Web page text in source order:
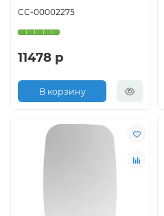
СС-00002275
11478 р
В корзину